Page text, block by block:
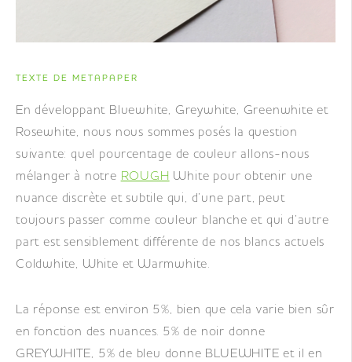
TEXTE DE METAPAPER
En développant Bluewhite, Greywhite, Greenwhite et
Rosewhite, nous nous sommes posés la question
suivante: quel pourcentage de couleur allons-nous
mélanger à notre ROUGH White pour obtenir une
nuance discrète et subtile qui, d’une part, peut
toujours passer comme couleur blanche et qui d’autre
part est sensiblement différente de nos blancs actuels
Coldwhite, White et Warmwhite.
La réponse est environ 5%, bien que cela varie bien sûr
en fonction des nuances. 5% de noir donne
GREYWHITE, 5% de bleu donne BLUEWHITE et il en